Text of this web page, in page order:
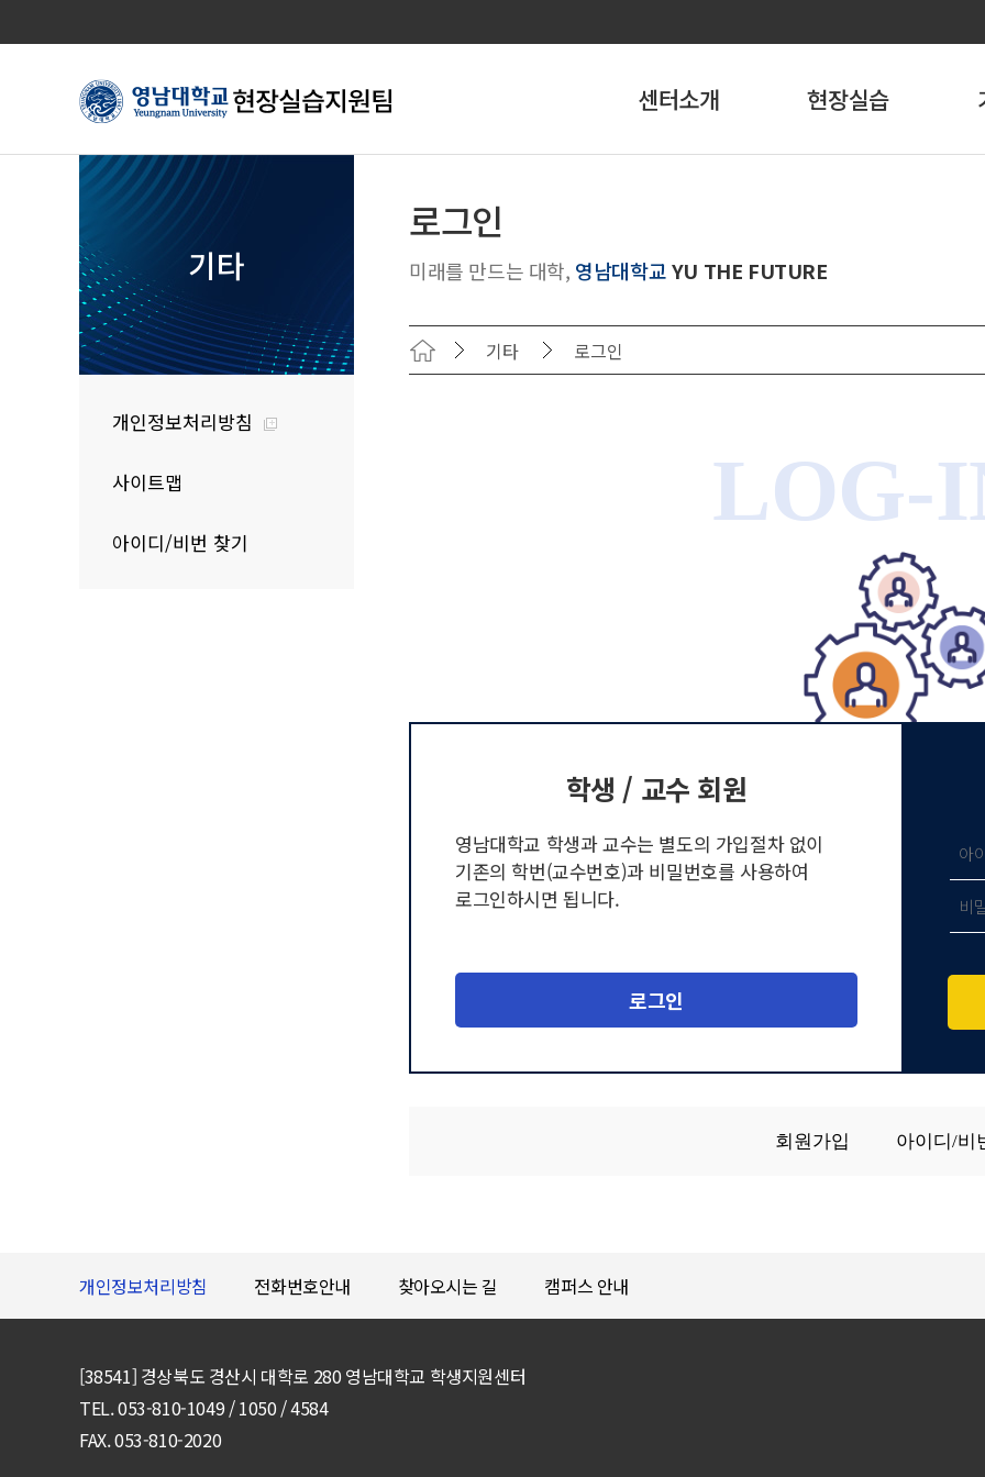
센터소개 현장실습
기타
개인정보처리방침
사이트맵
아이디/비번 찾기
로그인
미래를 만드는 대학, 영남대학교YU THE FUTURE
기타 로그인
학생 / 교수 회원
영남대학교 학생과 교수는 별도의 가입절차 없이
기존의 학번(교수번호)과 비밀번호를 사용하여
로그인하시면 됩니다.
로그인
개인정보처리방침 전화번호안내 찾아오시는 길 캠퍼스 안내
[38541] 경상북도 경산시 대학로 280 영남대학교 학생지원센터
TEL. 053-810-1049 / 1050 / 4584
FAX. 053-810-2020